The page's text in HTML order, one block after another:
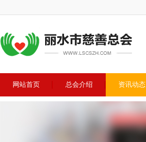
网站首页 总会介绍 资讯动态